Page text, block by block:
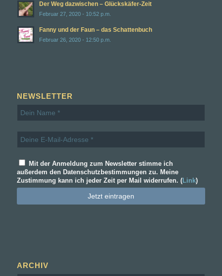
Der Weg dazwischen – Glückskäfer-Zeit
Februar 27, 2020 - 10:52 p.m.
Fanny und der Faun – das Schattenbuch
Februar 26, 2020 - 12:50 p.m.
NEWSLETTER
Mit der Anmeldung zum Newsletter stimme ich
außerdem den Datenschutzbestimmungen zu. Meine
Zustimmung kann ich jeder Zeit per Mail widerrufen. (Link)
ARCHIV